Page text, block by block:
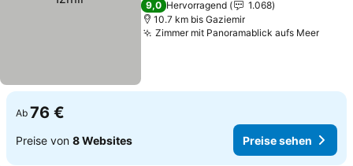
9,0 Hervorragend
1.068
10.7 km bis Gaziemir
Zimmer mit Panoramablick aufs Meer
Ab 76 €
Preise von 8 Websites Preise sehen